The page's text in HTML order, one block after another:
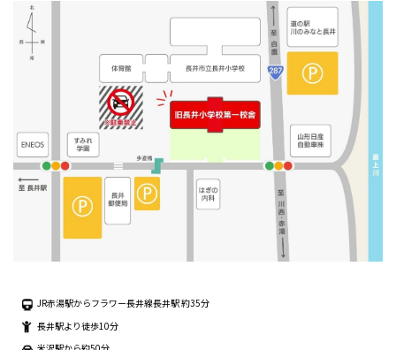
JR赤湯駅からフラワー長井線長井駅 約35分
長井駅より徒歩10分